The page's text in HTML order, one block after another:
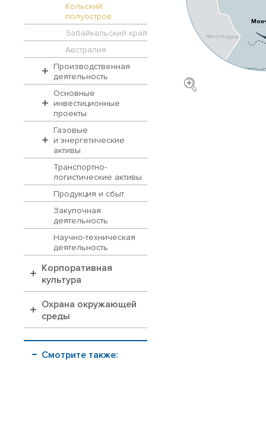
Кольский
полуостров
Забайкальский край
Австралия
Производственная
деятельность
Основные
инвестиционные
проекты
Газовые
и энергетические
активы
Транспортно-
логистические активы
Продукция и сбыт
Закупочная
деятельность
Научно-техническая
деятельность
Корпоративная
культура
Охрана окружающей
среды
Смотрите также:
Финляндия